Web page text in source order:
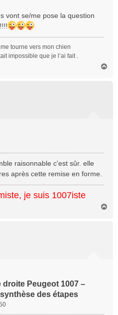
vont se/me pose la question
tourne vers mon chien
impossible que je l’ai fait .
raisonnable c'est sûr. elle
après cette remise en forme.
je suis 1007iste
Peugeot 1007 –
des étapes